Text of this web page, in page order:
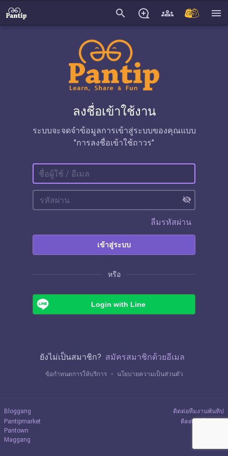
search menu
ลงชื่อเข้าใช้งาน
ระบบจะจดจำข้อมูลการเข้าสู่ระบบของคุณแบบ
"การลงชื่อเข้าใช้ถาวร"
visibility_off
ลืมรหัสผ่าน
เข้าสู่ระบบ
หรือ
Login with Line
ยังไม่เป็นสมาชิก? สมัครสมาชิกด้วยอีเมล
ข้อกำหนดการให้บริการ ・ นโยบายความเป็นส่วนตัว
Bloggang
Pantipmarket
Pantown
Maggang
ติดต่อทีมงานพันทิป
ติดต่อลงโฆษณา